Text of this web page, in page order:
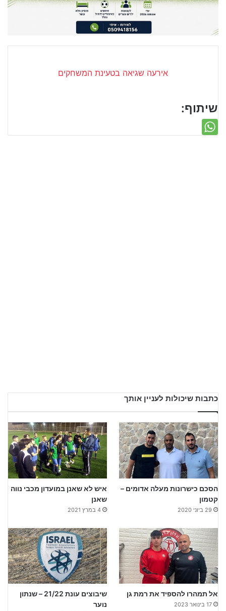
שיתוף:
כתבות שיכולות לעניין אותך
הסכם כישרונות מעלה אדומים –
קטמון
29 ביוני 2020
איש לא שאנן במועדון מכבי נווה
שאנן
4 במרץ 2021
אל תמהרו להספיד את רמת גן
17 בינואר 2023
שיבוצים עונת 21/22 – שנתון
נוער